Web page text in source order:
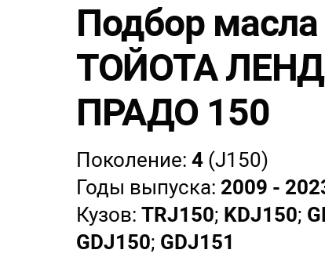
Подбор
ТОЙОТА
ПРАДО 150
Поколение: 4 (J150)
Годы выпуска: 2009 -
Кузов: TRJ150; KDJ150;
GDJ150; GDJ151